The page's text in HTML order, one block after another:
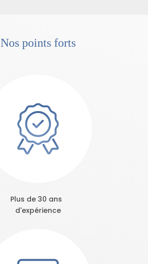
Nos points forts
Plus de 30 ans
d'expérience